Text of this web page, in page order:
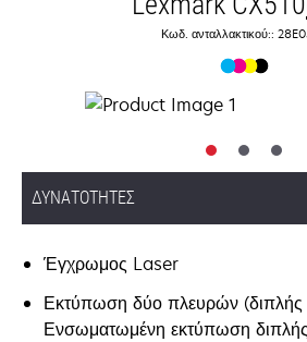
Κωδ. ανταλλακτικού::
ΔΥΝΑΤΌΤΗΤΕΣ
Έγχρωμος Laser
Εκτύπωση δύο πλευρών (διπλής
Ενσωματωμένη εκτύπωση